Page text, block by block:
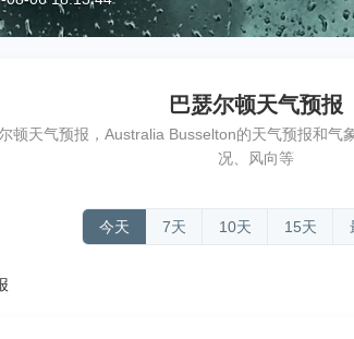
巴瑟尔顿天气预报
顿天气预报，Australia Busselton的天气预报和
况、风向等
今天 7天 10天 15天